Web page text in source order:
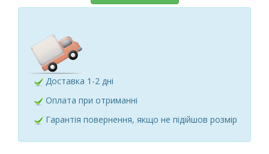
Доставка 1-2 дні
Оплата при отриманні
Гарантія повернення, якщо не підійшов розмір